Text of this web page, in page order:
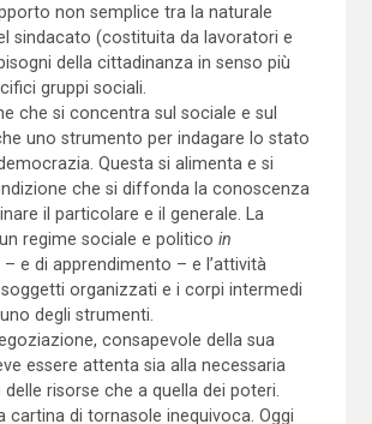
non semplice tra la naturale
sindacato (costituita da lavoratori e
della cittadinanza in senso più
gruppi sociali.
che si concentra sul sociale e sul
uno strumento per indagare lo stato
Questa si alimenta e si
che si diffonda la conoscenza
il particolare e il generale. La
regime sociale e politico in
– e di apprendimento – e l’attività
organizzati e i corpi intermedi
degli strumenti.
consapevole della sua
essere attenta sia alla necessaria
risorse che a quella dei poteri.
cartina di tornasole inequivoca. Oggi